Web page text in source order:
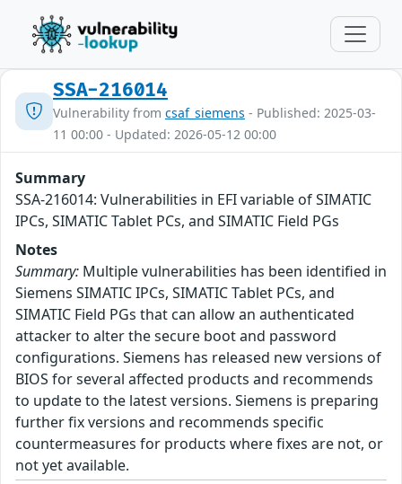
SSA-216014
Vulnerability from csaf_siemens - Published: 2025-03-
11 00:00 - Updated: 2026-05-12 00:00
Summary
SSA-216014: Vulnerabilities in EFI variable of SIMATIC
IPCs, SIMATIC Tablet PCs, and SIMATIC Field PGs
Notes
Summary: Multiple vulnerabilities has been identified in
Siemens SIMATIC IPCs, SIMATIC Tablet PCs, and
SIMATIC Field PGs that can allow an authenticated
attacker to alter the secure boot and password
configurations. Siemens has released new versions of
BIOS for several affected products and recommends
to update to the latest versions. Siemens is preparing
further fix versions and recommends specific
countermeasures for products where fixes are not, or
not yet available.